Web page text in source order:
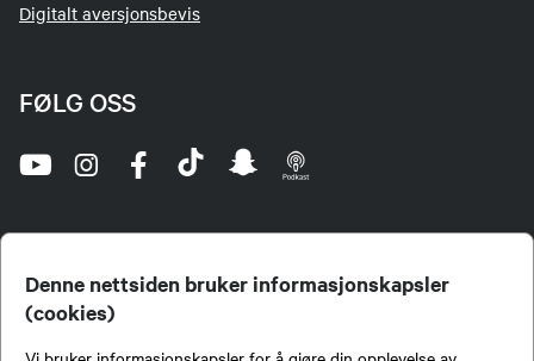
Denne nettsiden bruker informasjonskapsler
(cookies)
Digitalt aversjonsbevis
FØLG OSS